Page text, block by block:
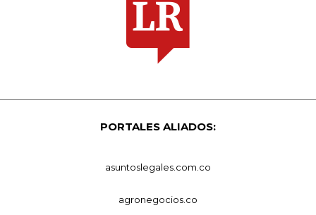
PORTALES ALIADOS:
asuntoslegales.com.co
agronegocios.co